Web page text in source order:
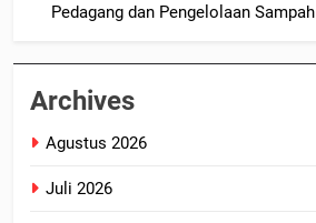
Pedagang dan Pengelolaan Sampah
Archives
Agustus 2026
Juli 2026